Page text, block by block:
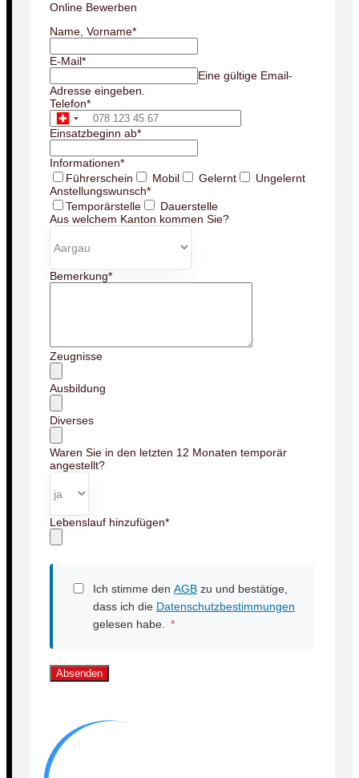
Online Bewerben
Name, Vorname*
E-Mail*
Eine gültige Email-
Adresse eingeben.
Telefon*
Einsatzbeginn ab*
Informationen*
Führerschein
Mobil Gelernt
Ungelernt
Anstellungswunsch*
Temporärstelle
Dauerstelle
Aus welchem Kanton kommen Sie?
Bemerkung*
Zeugnisse
Ausbildung
Diverses
Waren Sie in den letzten 12 Monaten temporär
angestellt?
Lebenslauf hinzufügen*
Ich stimme den AGB zu und bestätige,
dass ich die Datenschutzbestimmungen
gelesen habe. *
Absenden